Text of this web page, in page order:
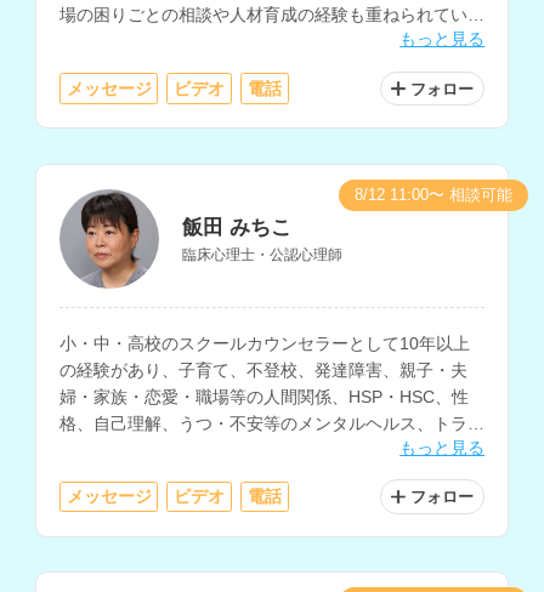
場の困りごとの相談や人材育成の経験も重ねられていま
もっと見る
メッセージ ビデオ 電話 フォロー
飯田 みちこ
臨床心理士・公認心理師
小・中・高校のスクールカウンセラーとして10年以上
の経験があり、子育て、不登校、発達障害、親子・夫
婦・家族・恋愛・職場等の人間関係、HSP・HSC、性
格、自己理解、うつ・不安等のメンタルヘルス、トラウ
マ、ストレス・アンガーマネジメントの相談などに対応
もっと見る
メッセージ ビデオ 電話 フォロー
8/12 11:00〜 相談可能